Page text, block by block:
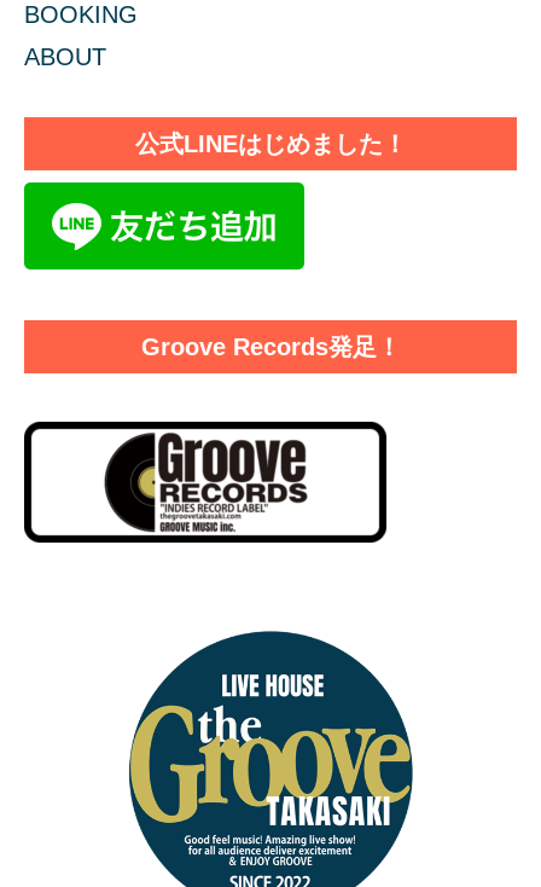
BOOKING
ABOUT
公式LINEはじめました！
Groove Records発足！